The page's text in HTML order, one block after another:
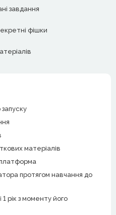
завдання
фішки
матеріалів
протягом навчання до
рік з моменту його